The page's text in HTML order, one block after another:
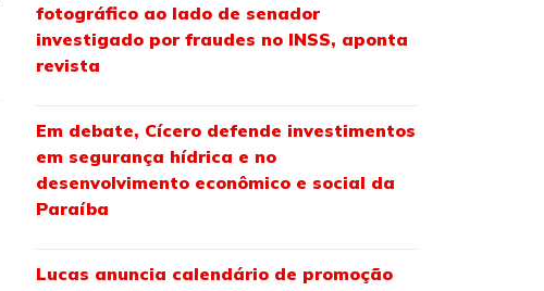
fotográfico ao lado de senador
investigado por fraudes no INSS, aponta
revista
Em debate, Cícero defende investimentos
em segurança hídrica e no
desenvolvimento econômico e social da
Paraíba
Lucas anuncia calendário de promoção